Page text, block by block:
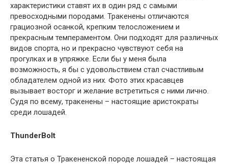
характеристики ставят их в один ряд с самыми
превосходными породами. Тракенены отличаются
грациозной осанкой, крепким телосложением и
прекрасным темпераментом. Они подходят для различных
видов спорта, но и прекрасно чувствуют себя на
прогулках и в упряжке. Если бы у меня была
возможность, я бы с удовольствием стал счастливым
обладателем одной из них. Фото этих красавцев
вызывает восторг и желание встретиться с ними лично.
Судя по всему, тракенены – настоящие аристократы
среди лошадей.
ThunderBolt
Эта статья о Тракененской породе лошадей – настоящая